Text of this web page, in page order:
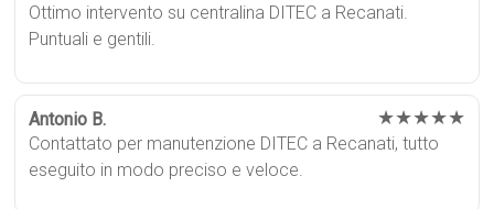
Ottimo intervento su centralina DITEC a Recanati.
Puntuali e gentili.
Antonio B. ★★★★★
Contattato per manutenzione DITEC a Recanati, tutto
eseguito in modo preciso e veloce.